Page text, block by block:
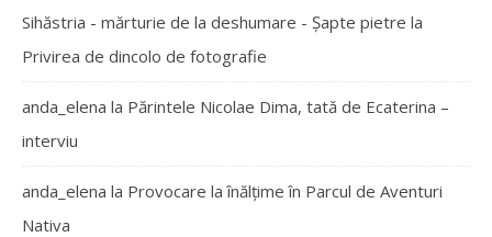
Sihăstria - mărturie de la deshumare - Şapte pietre la
Privirea de dincolo de fotografie
anda_elena la Părintele Nicolae Dima, tată de Ecaterina –
interviu
anda_elena la Provocare la înălțime în Parcul de Aventuri
Nativa